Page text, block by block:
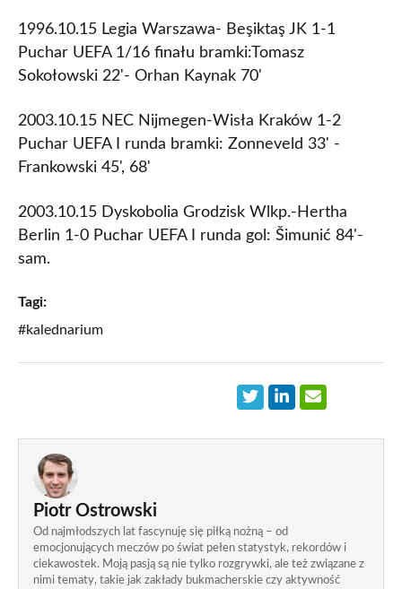
1996.10.15 Legia Warszawa- Beşiktaş JK 1-1
Puchar UEFA 1/16 finału bramki:Tomasz
Sokołowski 22'- Orhan Kaynak 70'
2003.10.15 NEC Nijmegen-Wisła Kraków 1-2
Puchar UEFA I runda bramki: Zonneveld 33' -
Frankowski 45', 68'
2003.10.15 Dyskobolia Grodzisk Wlkp.-Hertha
Berlin 1-0 Puchar UEFA I runda gol: Šimunić 84'-
sam.
Tagi:
#kalednarium
Piotr Ostrowski
Od najmłodszych lat fascynuję się piłką nożną – od
emocjonujących meczów po świat pełen statystyk, rekordów i
ciekawostek. Moją pasją są nie tylko rozgrywki, ale też związane z
nimi tematy, takie jak zakłady bukmacherskie czy aktywność